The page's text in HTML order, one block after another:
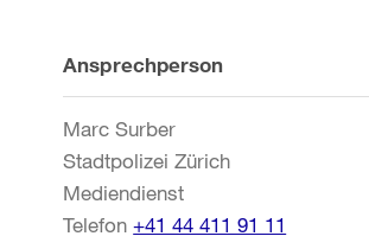
Weitere
Informationen
Ansprechperson
Marc Surber
Stadtpolizei Zürich
Mediendienst
Telefon +41 44 411 91 11